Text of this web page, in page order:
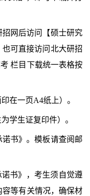
网后访问【硕士研究
可直接访问北大研招
栏目下载统一表格按
在一页A4纸上）。
学生证复印件）。
诺书》。模板请查阅邮
书》，考生须自觉遵
等有关情况，确保材